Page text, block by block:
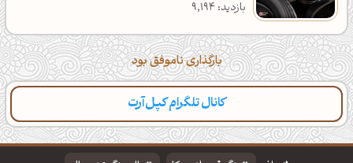
بازدید: 9,194
بارگذاری ناموفق بود
کانال تلگرام کپل‌آرت